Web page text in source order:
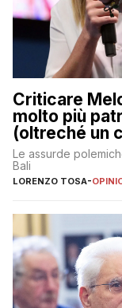
Criticare
molto più
(oltreché un
Le assurde
Bali
LORENZO TOSA-